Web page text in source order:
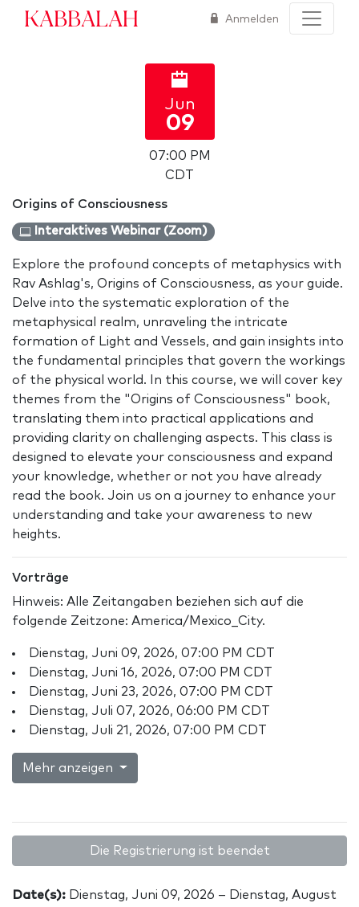
Kabbalah Anmelden
Jun
09
07:00 PM
CDT
Origins of Consciousness
Interaktives Webinar (Zoom)
Explore the profound concepts of metaphysics with
Rav Ashlag's, Origins of Consciousness, as your guide.
Delve into the systematic exploration of the
metaphysical realm, unraveling the intricate
formation of Light and Vessels, and gain insights into
the fundamental principles that govern the workings
of the physical world. In this course, we will cover key
themes from the "Origins of Consciousness" book,
translating them into practical applications and
providing clarity on challenging aspects. This class is
designed to elevate your consciousness and expand
your knowledge, whether or not you have already
read the book. Join us on a journey to enhance your
understanding and take your awareness to new
heights.
Vorträge
Hinweis: Alle Zeitangaben beziehen sich auf die
folgende Zeitzone: America/Mexico_City.
Dienstag, Juni 09, 2026, 07:00 PM CDT
Dienstag, Juni 16, 2026, 07:00 PM CDT
Dienstag, Juni 23, 2026, 07:00 PM CDT
Dienstag, Juli 07, 2026, 06:00 PM CDT
Dienstag, Juli 21, 2026, 07:00 PM CDT
Mehr anzeigen
Die Registrierung ist beendet
Date(s): Dienstag, Juni 09, 2026 – Dienstag, August